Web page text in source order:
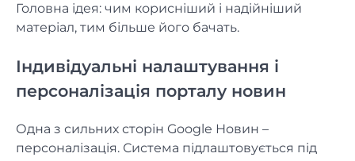
Головна ідея: чим корисніший і надійніший
матеріал, тим більше його бачать.
Індивідуальні налаштування і
персоналізація порталу новин
Одна з сильних сторін Google Новин –
персоналізація. Система підлаштовується під